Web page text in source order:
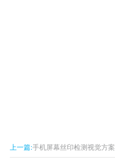
上一篇:手机屏幕丝印检测视觉方案